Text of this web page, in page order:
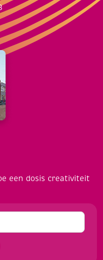
een dosis creativiteit